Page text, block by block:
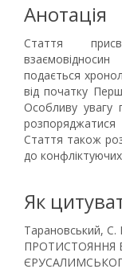
Анотація
Стаття
подається
від початку
Особливу увагу
Стаття також
до конфліктуючих
Як
Тарановський,
ПРОТИСТОЯННЯ